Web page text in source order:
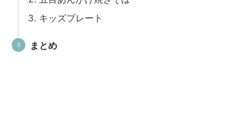
キッズプレート
まとめ